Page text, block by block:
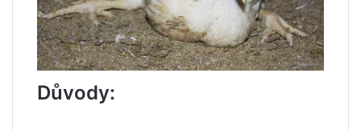
Důvody: